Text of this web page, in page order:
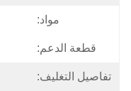
مواد:
قطعة الدعم:
تفاصيل التغليف: